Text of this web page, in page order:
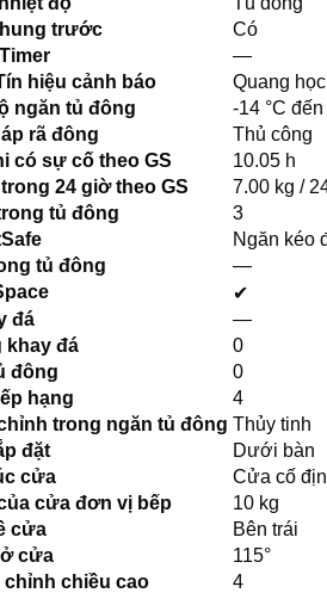
trước
Có
—
hiệu cảnh báo
Quang
ngăn tủ đông
-14 °C đến
rã đông
Thủ công
có sự cố theo GS
10.05 h
24 giờ theo GS
7.00 kg /
tủ đông
3
Ngăn kéo
tủ đông
—
✔
đá
—
khay đá
0
đông
0
hạng
4
trong ngăn tủ đông Thủy tinh
đặt
Dưới bàn
cửa
Cửa cố
cửa đơn vị bếp
10 kg
cửa
Bên trái
cửa
115°
chỉnh chiều cao
4